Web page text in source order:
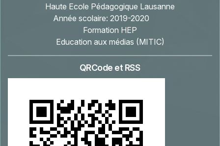
Haute Ecole Pédagogique Lausanne
Année scolaire: 2019-2020
Formation HEP
Education aux médias (MITIC)
QRCode et RSS